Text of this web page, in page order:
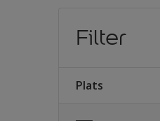
Filter
Plats